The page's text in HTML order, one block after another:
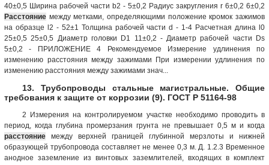
40±0,5 Ширина рабочей части b2 - 5±0,2 Радиус закругления r 6±0,2 6±0,2
Расстояние между метками, определяющими положение кромок зажимов
на образце l2 - 52±1 Толщина рабочей части d - 1-4 Расчетная длина l0
25±0,5 25±0,5 Диаметр головки D1 11±0,2 - Диаметр рабочей части Ds
5±0,2 - ПРИЛОЖЕНИЕ 4 Рекомендуемое Измерение удлинения по
изменению расстояния между зажимами При измерении удлинения по
изменению расстояния между зажимами знач...
13. Трубопроводы стальные магистральные. Общие
требования к защите от коррозии (9). ГОСТ Р 51164-98
2 Измерения на контролируемом участке необходимо проводить в
период, когда глубина промерзания грунта не превышает 0,5 м и когда
расстояние между верхней границей глубинной мерзлоты и нижней
образующей трубопровода составляет не менее 0,3 м. Д. 1.2.3 Временное
анодное заземление из винтовых заземлителей, входящих в комплект